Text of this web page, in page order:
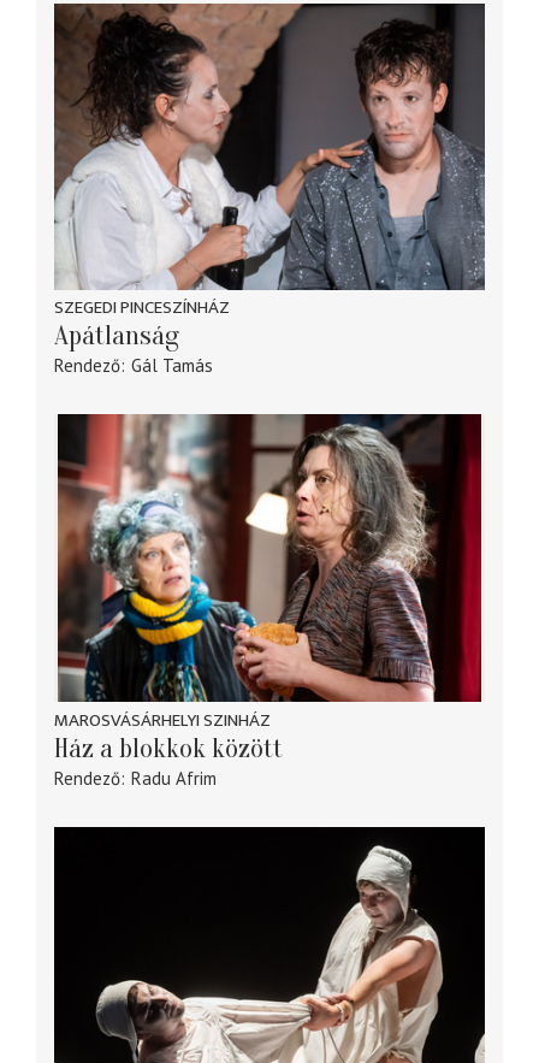
SZEGEDI PINCESZÍNHÁZ
Apátlanság
Rendező Gál Tamás
MAROSVÁSÁRHELYI SZINHÁZ
Ház a blokkok között
Rendező Radu Afrim